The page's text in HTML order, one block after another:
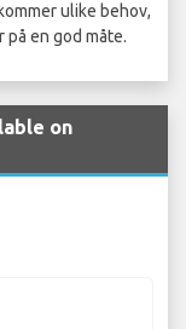
ulike behov,
en god måte.
on